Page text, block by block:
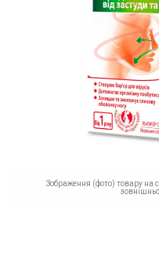
Зображення (фото) товару на